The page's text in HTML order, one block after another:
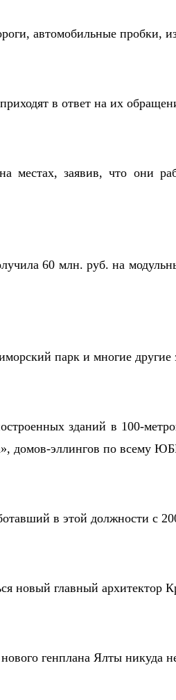
автомобильные пробки,
в ответ на их
местах, заявив, что они
60 млн. руб. на
парк и многие другие
зданий в 100-
домов-эллингов по всему
в этой должности с
новый главный архитектор
генплана Ялты никуда